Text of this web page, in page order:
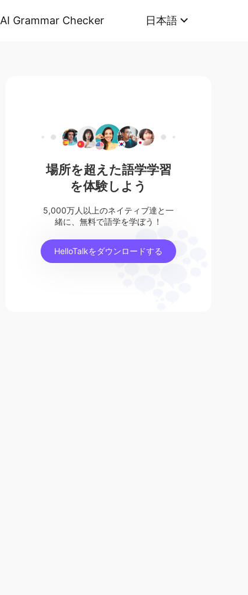
AI Grammar Checker 日本語
場所を超えた語学学習
を体験しよう
5,000万人以上のネイティブ達と一
緒に、無料で語学を学ぼう！
HelloTalkをダウンロードする